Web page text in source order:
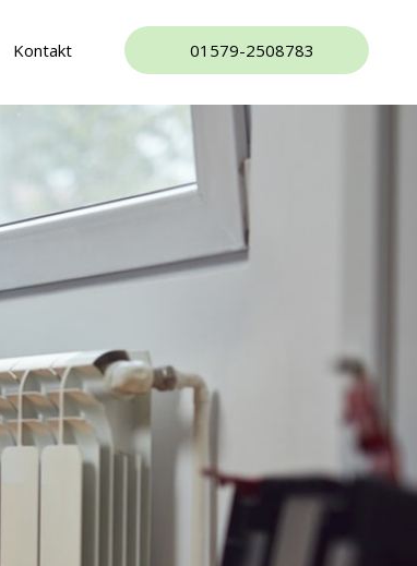
Kontakt 01579-2508783